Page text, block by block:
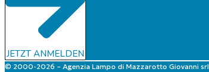
JETZT ANMELDEN
© 2000-2026 – Agenzia Lampo di Mazzarotto Giovanni srl